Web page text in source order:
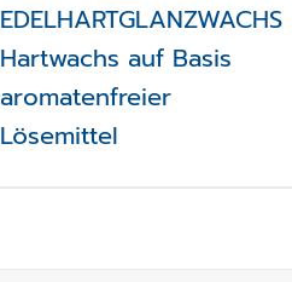
EDELHARTGLANZWACHS
Hartwachs auf Basis
aromatenfreier
Lösemittel